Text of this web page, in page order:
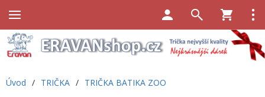
Úvod / TRIČKA / TRIČKA BATIKA ZOO